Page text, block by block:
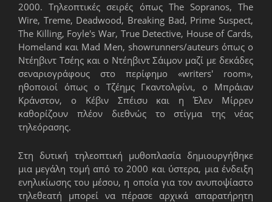
2000. Τηλεοπτικές σειρές όπως The Sopranos, The
Wire, Treme, Deadwood, Breaking Bad, Prime Suspect,
The Killing, Foyle's War, True Detective, House of Cards,
Homeland και Mad Men, showrunners/auteurs όπως ο
Ντέηβιντ Τσέης και ο Ντέηβιντ Σάιμον μαζί με δεκάδες
σεναριογράφους στο περίφημο «writers' room»,
ηθοποιοί όπως ο Τζέημς Γκαντολφίνι, ο Μπράιαν
Κράνστον, ο Κέβιν Σπέισυ και η Έλεν Μίρρεν
καθορίζουν πλέον διεθνώς το στίγμα της νέας
τηλεόρασης.
Στη δυτική τηλεοπτική μυθοπλασία δημιουργήθηκε
μια μεγάλη τομή από το 2000 και ύστερα, μια ένδειξη
ενηλικίωσης του μέσου, η οποία για τον ανυποψίαστο
τηλεθεατή μπορεί να πέρασε αρχικά απαρατήρητη